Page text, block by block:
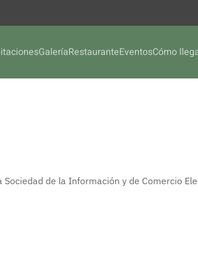
GaleríaRestauranteEventosCómo
de la Información y de Comercio